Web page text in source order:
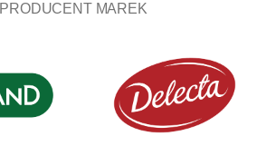
PRODUCENT MAREK